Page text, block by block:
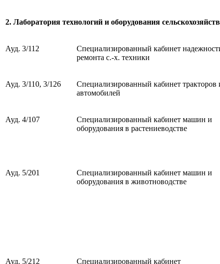
2. Лаборатория технологий и оборудования
Ауд. 3/112
Специализированный кабинет
ремонта с.-х. техники
Ауд. 3/110, 3/126
Специализированный кабинет тракторов
автомобилей
Ауд. 4/107
Специализированный кабинет машин и
оборудования в растениеводстве
Ауд. 5/201
Специализированный кабинет машин и
оборудования в животноводстве
Ауд. 5/212
Специализированный кабинет